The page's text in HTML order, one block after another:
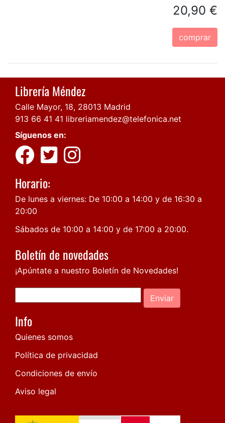
20,90 €
comprar
Librería Méndez
Calle Mayor, 18, 28013 Madrid
913 66 41 41 libreriamendez@telefonica.net
Síguenos en:
Horario:
De lunes a viernes: De 10:00 a 14:00 y de 16:30 a
20:00
Sábados de 10:00 a 14:00 y de 17:00 a 20:00.
Boletín de novedades
¡Apúntate a nuestro Boletín de Novedades!
Enviar
Info
Quienes somos
Política de privacidad
Condiciones de envío
Aviso legal